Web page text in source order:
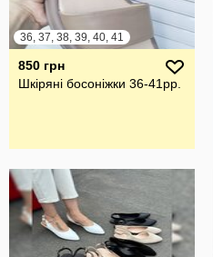
36, 37, 38, 39, 40, 41
850 грн
Шкіряні босоніжки 36-41рр.